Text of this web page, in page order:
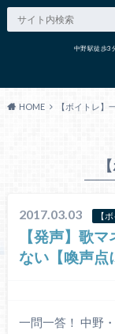
中野駅徒歩3
HOME 【ボイトレ】
2017.03.03 【
【発声】歌
ない【喚声点
一問一答！ 中野